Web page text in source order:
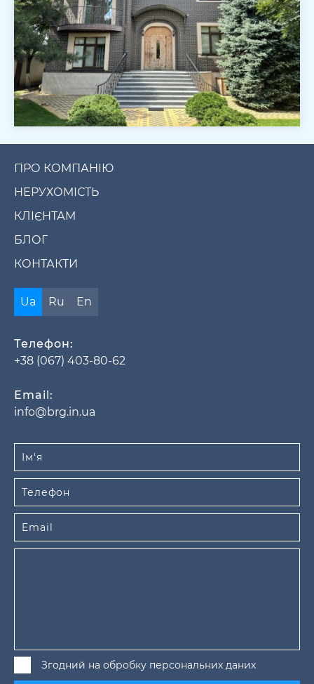
ПРО КОМПАНІЮ
НЕРУХОМІСТЬ
КЛІЄНТАМ
БЛОГ
КОНТАКТИ
Ua Ru En
Телефон:
+38 (067) 403-80-62
Email:
info@brg.in.ua
Згодний на обробку персональних даних